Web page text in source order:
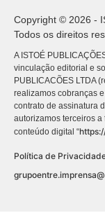
Copyright © 2026 -
Todos os direitos
A ISTOÉ
vinculação editorial e
PUBLICACÕES LTDA
realizamos cobranças
contrato de assinatura
autorizamos terceiros
conteúdo digital “
Política de